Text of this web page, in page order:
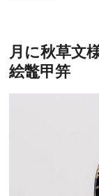
月に秋草文
絵鼈甲笄